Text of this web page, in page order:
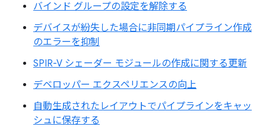
バインド グループの設定を解除する
デバイスが紛失した場合に非同期パイプライン作成
のエラーを抑制
SPIR-V シェーダー モジュールの作成に関する更新
デベロッパー エクスペリエンスの向上
自動生成されたレイアウトでパイプラインをキャッ
シュに保存する